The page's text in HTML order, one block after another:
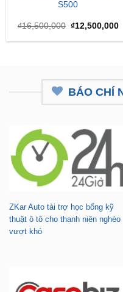
là:
ZKar Auto tài trợ học bổng kỹ
thuật ô tô cho thanh niên nghèo